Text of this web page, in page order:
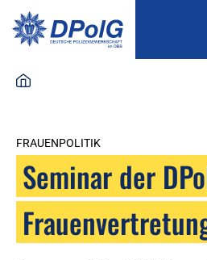
FRAUENPOLITIK
Seminar der